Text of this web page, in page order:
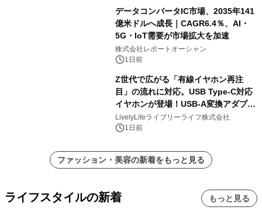
データコンバータIC市場、2035年141
億米ドルへ成長｜CAGR6.4％、AI・
5G・IoT需要が市場拡大を加速
株式会社レポートオーシャン
1日前
Z世代で広がる「有線イヤホン再注
目」の流れに対応。USB Type-C対応
イヤホンが登場！USB-A変換アダプタ
ー付きでスマホからパソコンまで幅広
く活用可能
LivelyLifeライブリーライフ株式会社
1日前
ファッション・美容の新着をもっと見る
ライフスタイルの新着 もっと見る